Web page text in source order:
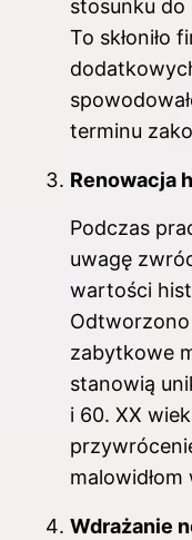
stosunku
To skłoniło
terminu
Renowacja
Podczas
uwagę
wartości
zabytkowe
stanowią
i 60. XX
Wdrażanie